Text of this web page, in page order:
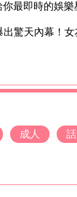
最即時的娛樂
驚天內幕！
成人